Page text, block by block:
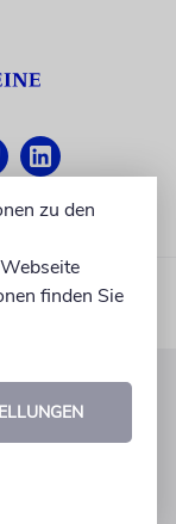
zu den
finden Sie